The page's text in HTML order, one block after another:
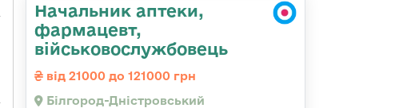
Начальник аптеки,
фармацевт,
військовослужбовець
від 21000 до 121000 грн
Білгород-Дністровський